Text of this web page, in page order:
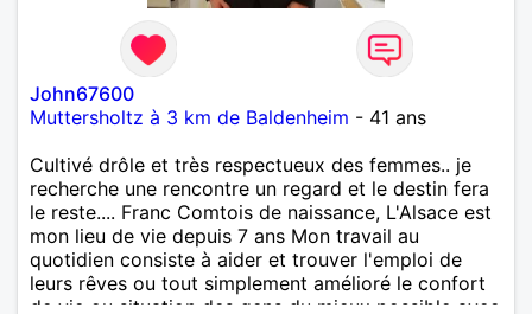
John67600
Muttersholtz à 3 km de Baldenheim - 41 ans
Cultivé drôle et très respectueux des femmes.. je
recherche une rencontre un regard et le destin fera
le reste.... Franc Comtois de naissance, L'Alsace est
mon lieu de vie depuis 7 ans Mon travail au
quotidien consiste à aider et trouver l'emploi de
leurs rêves ou tout simplement amélioré le confort
de vie ou situation des gens du mieux possible avec